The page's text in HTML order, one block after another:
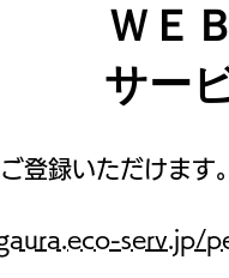
ＷＥ
サー
登録いただけます
serv.jp/